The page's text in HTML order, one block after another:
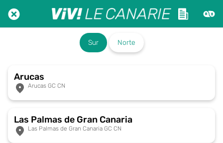
Sur Norte
Arucas
Arucas GC CN
Las Palmas de Gran Canaria
Las Palmas de Gran Canaria GC CN